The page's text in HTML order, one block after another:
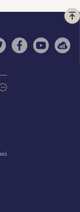
a
Facebook
YouTube